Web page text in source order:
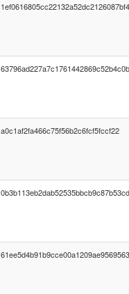
1ef0616805cc22132a52dc2126087bf4
a0c1af2fa466c75f56b2c6fcf5fccf22